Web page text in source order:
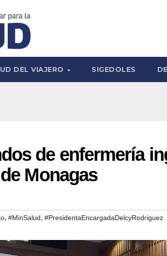
DEL VIAJERO SIGEDOLES
de enfermería
Monagas
, #MinSalud, #PresidentaEncargadaDelcyRodriguez